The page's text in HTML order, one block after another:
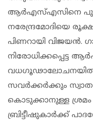
ആർഎസ്എസിനെ
നരേന്ദ്രമോദിയെ
പിണറായി വിജയൻ.
നിരോധിക്കപ്പെട്ട
വധഗൂഢാലോചനയിൽ
സവർക്കർക്കും
കൊടുക്കാനുള്ള ശ്രമം
ബ്രിട്ടീഷുകാർക്ക്